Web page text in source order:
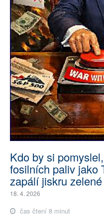
Kdo by si
fosilních paliv jako
zapálí jiskru
18. 4. 2026
čas čtení 8 minut